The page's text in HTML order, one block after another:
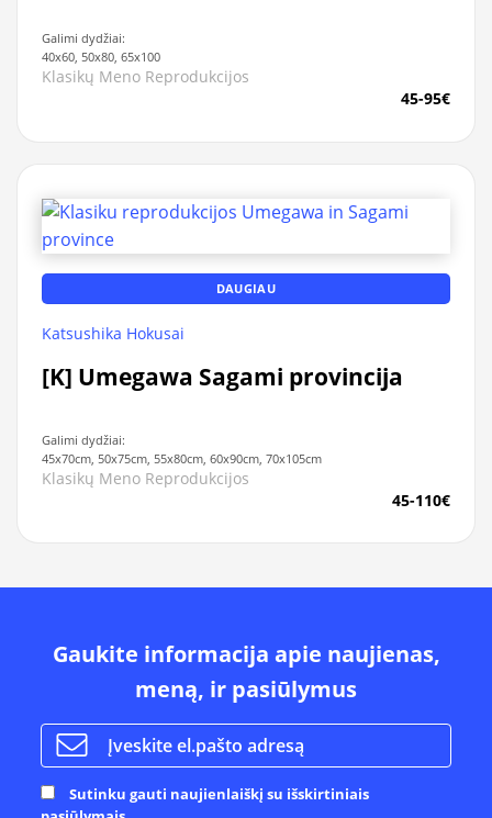
Galimi dydžiai:
40x60, 50x80, 65x100
Klasikų Meno Reprodukcijos
45-95€
DAUGIAU
Katsushika Hokusai
[K] Umegawa Sagami provincija
Galimi dydžiai:
45x70cm, 50x75cm, 55x80cm, 60x90cm, 70x105cm
Klasikų Meno Reprodukcijos
45-110€
Gaukite informacija apie naujienas,
meną, ir pasiūlymus
Sutinku gauti naujienlaiškį su išskirtiniais